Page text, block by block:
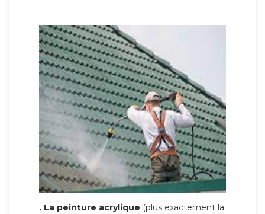
. La peinture acrylique (plus exactement la